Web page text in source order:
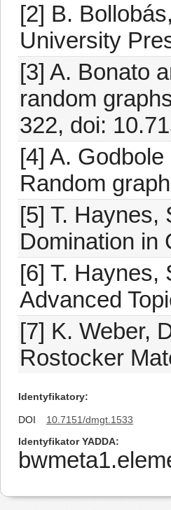
[2] B.
University
[3] A. Bonato
random
322, doi:
[4] A.
Random
[5] T. Haynes,
Domination in
[6] T. Haynes,
Advanced
[7] K. Weber,
Rostocker
Identyfikatory
DOI
10.7151/dmgt.1533
Identyfikator YADDA